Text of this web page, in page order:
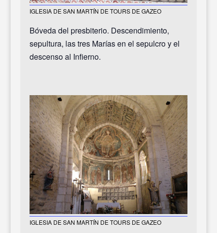
IGLESIA DE SAN MARTÍN DE TOURS DE GAZEO
Bóveda del presbiterio. Descendimiento,
sepultura, las tres Marías en el sepulcro y el
descenso al Infierno.
IGLESIA DE SAN MARTÍN DE TOURS DE GAZEO